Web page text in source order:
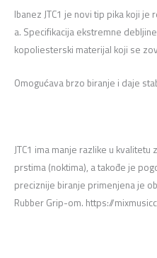
Ibanez JTC1 je novi tip pika koji je
a. Specifikacija ekstremne
kopoliesterski materijal koji se
Omogućava brzo biranje i daje
JTC1 ima manje razlike u
prstima (noktima), a takođe je
preciznije biranje primenjena je
Rubber Grip-om. https://